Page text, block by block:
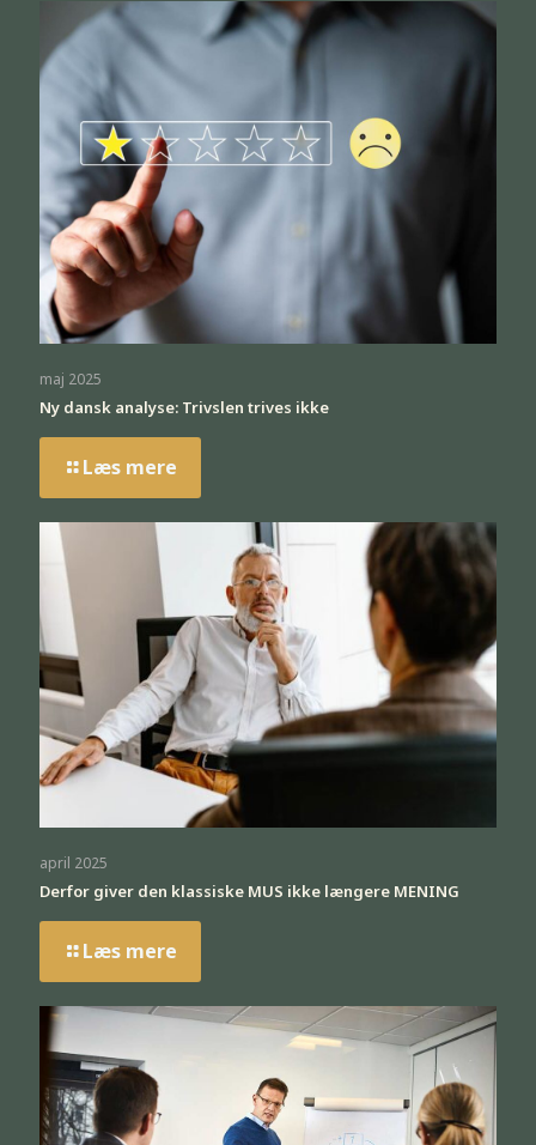
maj 2025
Ny dansk analyse: Trivslen trives ikke
Læs mere
april 2025
Derfor giver den klassiske MUS ikke længere MENING
Læs mere